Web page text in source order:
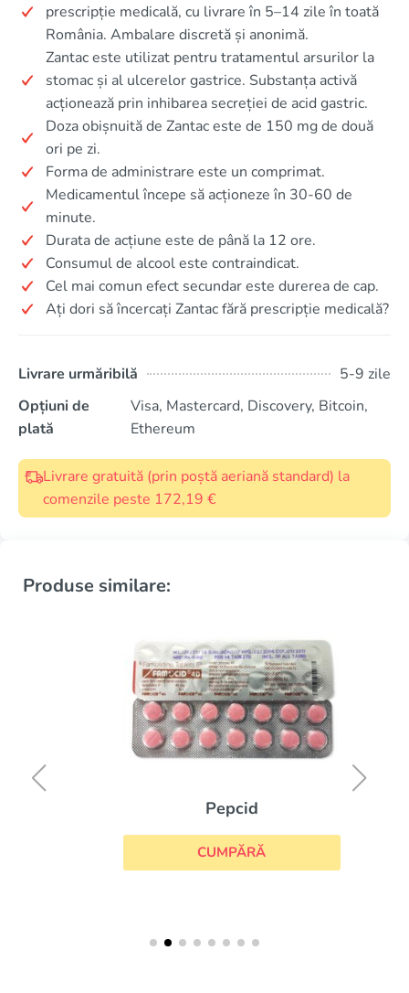
prescripție medicală, cu livrare în 5–14 zile în toată
România. Ambalare discretă și anonimă.
Zantac este utilizat pentru tratamentul arsurilor la
stomac și al ulcerelor gastrice. Substanța activă
acționează prin inhibarea secreției de acid gastric.
Doza obișnuită de Zantac este de 150 mg de două
ori pe zi.
Forma de administrare este un comprimat.
Medicamentul începe să acționeze în 30-60 de
minute.
Durata de acțiune este de până la 12 ore.
Consumul de alcool este contraindicat.
Cel mai comun efect secundar este durerea de cap.
Ați dori să încercați Zantac fără prescripție medicală?
Livrare urmăribilă
5-9 zile
Opțiuni de
plată
Visa, Mastercard, Discovery, Bitcoin,
Ethereum
Livrare gratuită (prin poștă aeriană standard) la
comenzile peste 172,19 €
Produse similare:
Pepcid
CUMPĂRĂ